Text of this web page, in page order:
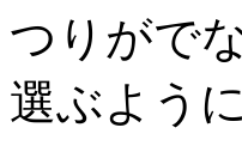
つりがで
選ぶよう